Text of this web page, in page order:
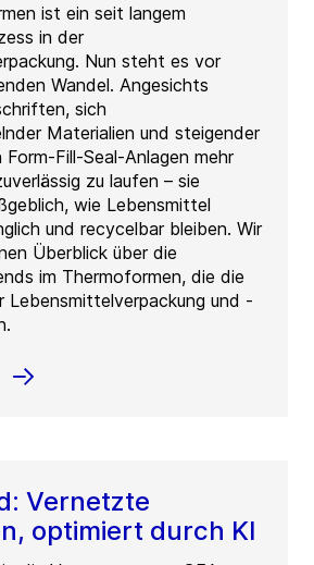
ist ein seit langem
in der
Nun steht es vor
Wandel. Angesichts
sich
Materialien und steigender
Form-Fill-Seal-Anlagen mehr
zu laufen – sie
wie Lebensmittel
und recycelbar bleiben. Wir
Überblick über die
im Thermoformen, die die
Lebensmittelverpackung und -
Vernetzte
optimiert durch KI